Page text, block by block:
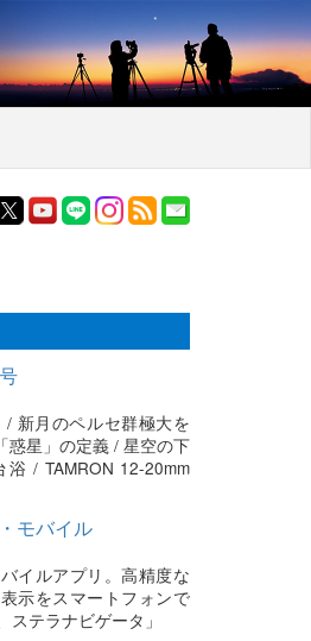
/ 新月のペルセ群極大を
惑星」の定義 / 星空の下
/ TAMRON 12-20mm
モバイル
イルアプリ。高精度な
示をスマートフォンで
ステラナビゲータ」